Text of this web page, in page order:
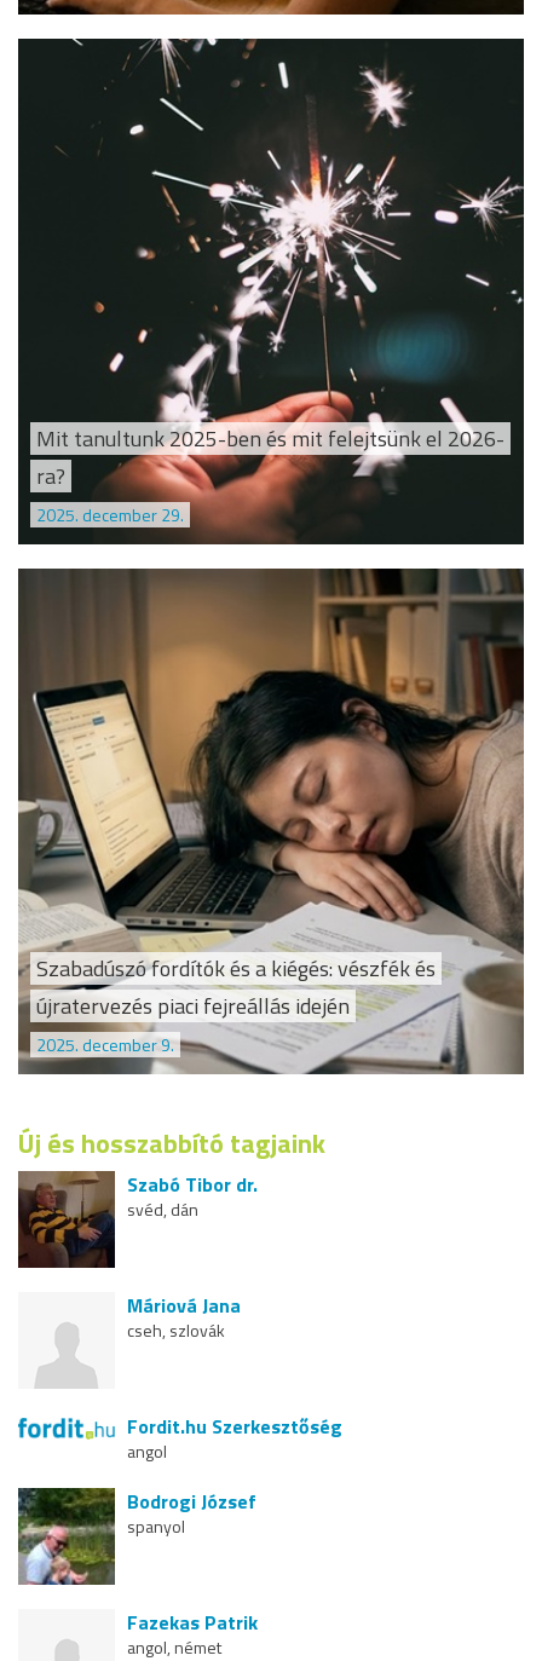
Mit tanultunk 2025-ben és mit felejtsünk el 2026-
ra?
2025. december 29.
Szabadúszó fordítók és a kiégés: vészfék és
újratervezés piaci fejreállás idején
2025. december 9.
Új és hosszabbító tagjaink
Szabó Tibor dr.
svéd, dán
Máriová Jana
cseh, szlovák
Fordit.hu Szerkesztőség
angol
Bodrogi József
spanyol
Fazekas Patrik
angol, német